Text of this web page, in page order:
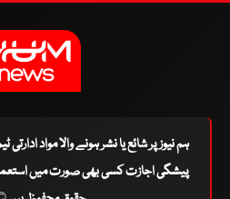
ہم نیوز پر شائع یا نشر ہونے والا مواد
پیشگی اجازت کسی بھی صورت میں